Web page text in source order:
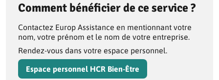
Comment bénéficier de ce service ?
Contactez Europ Assistance en mentionnant votre
nom, votre prénom et le nom de votre entreprise.
Rendez-vous dans votre espace personnel.
Espace personnel HCR Bien-Être